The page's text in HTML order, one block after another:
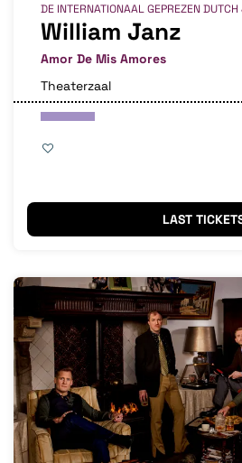
William Janz
Amor De Mis Amores
DE INTERNATIONAAL GEPREZEN
Theaterzaal
LAST